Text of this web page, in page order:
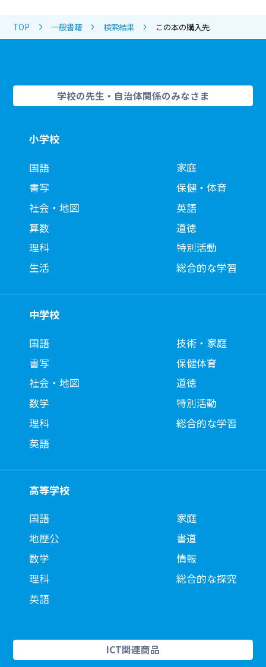
TOP 一般書籍 検索結果 この本の購入先
学校の先生・自治体関係のみなさま
小学校
国語
書写
社会・地図
算数
理科
生活
家庭
保健・体育
英語
道徳
特別活動
総合的な学習
中学校
国語
書写
社会・地図
数学
理科
英語
技術・家庭
保健体育
道徳
特別活動
総合的な学習
高等学校
国語
地歴公
数学
理科
英語
家庭
書道
情報
総合的な探究
ICT関連商品